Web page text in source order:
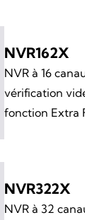
NVR162X
NVR à 16
vérification
fonction Extra
NVR322X
NVR à 32